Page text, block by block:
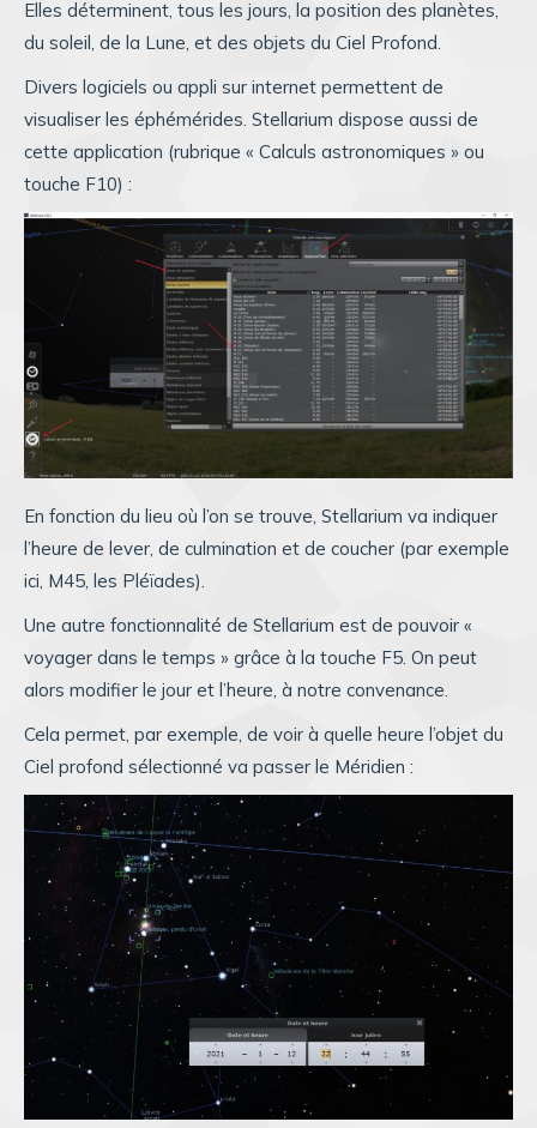
Elles déterminent, tous les jours, la position des planètes,
du soleil, de la Lune, et des objets du Ciel Profond.
Divers logiciels ou appli sur internet permettent de
visualiser les éphémérides. Stellarium dispose aussi de
cette application (rubrique « Calculs astronomiques » ou
touche F10) :
En fonction du lieu où l’on se trouve, Stellarium va indiquer
l’heure de lever, de culmination et de coucher (par exemple
ici, M45, les Pléïades).
Une autre fonctionnalité de Stellarium est de pouvoir «
voyager dans le temps » grâce à la touche F5. On peut
alors modifier le jour et l’heure, à notre convenance.
Cela permet, par exemple, de voir à quelle heure l’objet du
Ciel profond sélectionné va passer le Méridien :